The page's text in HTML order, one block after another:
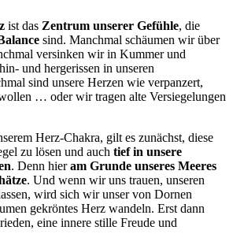
ist das Zentrum unserer Gefühle, die
sind. Manchmal schäumen wir über
versinken wir in Kummer und
und hergerissen in unseren
sind unsere Herzen wie verpanzert,
… oder wir tragen alte Versiegelungen
Herz-Chakra, gilt es zunächst, diese
zu lösen und auch tief in unsere
. Denn hieram Grunde unseres Meeres
. Und wenn wir uns trauen, unseren
wird sich wir unser von Dornen
gekröntes Herz wandeln. Erst dann
eine innere stille Freude und